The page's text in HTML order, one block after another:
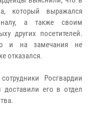
который выражался
а также своим
других посетителей.
и на замечания не
отказался.
Росгвардии
доставили его в отдел